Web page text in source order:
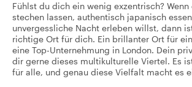
Fühlst du dich ein wenig exzentrisch?
stechen lassen, authentisch japanisch
unvergessliche Nacht erleben willst, dann
richtige Ort für dich. Ein brillanter Ort für
eine Top-Unternehmung in London. Dein
dir gerne dieses multikulturelle Viertel. Es
für alle, und genau diese Vielfalt macht es